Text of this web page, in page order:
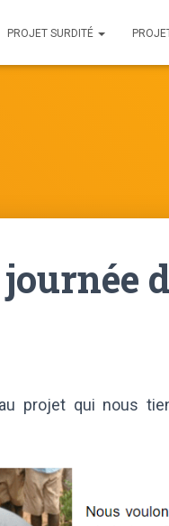
PROJET SURDITÉ
projet qui nous